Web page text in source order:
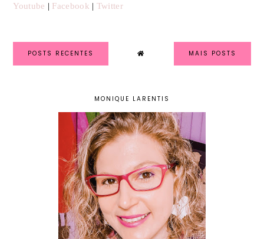
Youtube | Facebook | Twitter
POSTS RECENTES MAIS POSTS
MONIQUE LARENTIS